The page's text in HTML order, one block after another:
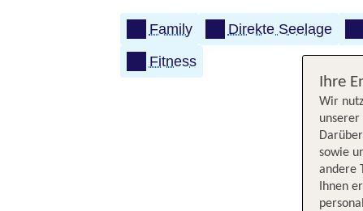
Family Direkte Seelage
Fitness
Ihre
Wir
unserer
sowie
andere
Ihnen